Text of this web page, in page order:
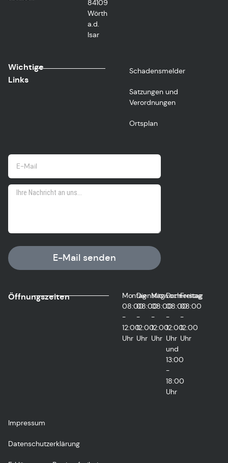
84109
Wörth
a.d.
Isar
Wichtige
Links
Schadensmelder
Satzungen und
Verordnungen
Ortsplan
E-Mail senden
Öffnungszeiten
Montag
08:00
-
12:00
Uhr
Dienstag
08:00
-
12:00
Uhr
Mittwoch
08:00
-
12:00
Uhr
Donnerstag
08:00
-
12:00
Uhr
und
13:00
-
18:00
Uhr
Freitag
08:00
-
12:00
Uhr
Impressum
Datenschutzerklärung